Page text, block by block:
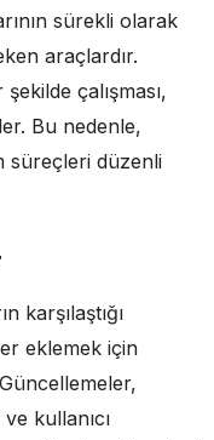
sürekli olarak
araçlardır.
çalışması,
Bu nedenle,
süreçleri düzenli
karşılaştığı
eklemek için
kullanıcı